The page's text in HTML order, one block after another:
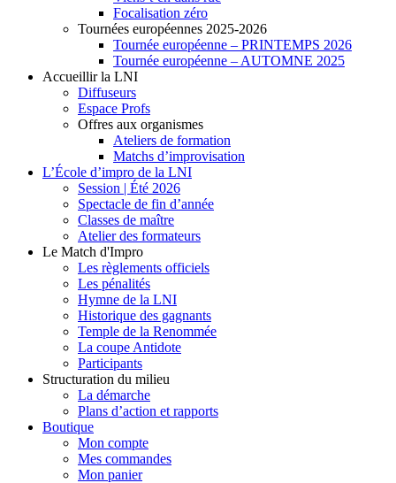
Focalisation zéro
Tournées européennes 2025-2026
Tournée européenne – PRINTEMPS 2026
Tournée européenne – AUTOMNE 2025
Accueillir la LNI
Diffuseurs
Espace Profs
Offres aux organismes
Ateliers de formation
Matchs d’improvisation
L’École d’impro de la LNI
Session | Été 2026
Spectacle de fin d’année
Classes de maître
Atelier des formateurs
Le Match d'Impro
Les règlements officiels
Les pénalités
Hymne de la LNI
Historique des gagnants
Temple de la Renommée
La coupe Antidote
Participants
Structuration du milieu
La démarche
Plans d’action et rapports
Boutique
Mon compte
Mes commandes
Mon panier